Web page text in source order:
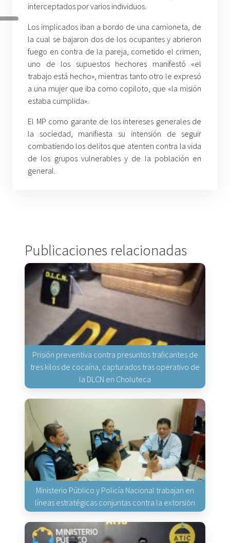
interceptados por varios individuos.
Los implicados iban a bordo de una camioneta, de
la cual se bajaron dos de los ocupantes y abrieron
fuego en contra de la pareja, cometido el crimen,
uno de los supuestos hechores manifestó «el
trabajo está hecho», mientras tanto otro le expresó
a una mujer que iba como copiloto, que «la misión
estaba cumplida».
El MP como garante de los intereses generales de
la sociedad, manifiesta su intensión de seguir
combatiendo los delitos que atenten contra la vida
de los grupos vulnerables y de la población en
general.
Publicaciones relacionadas
Prisión preventiva contra presuntos traficantes de
tres kilos de cocaína, capturados tras operativo de
la DLCN en Choluteca
Ministerio Público y Policía Nacional trabajan en
líneas estratégicas conjuntas contra la extorsión